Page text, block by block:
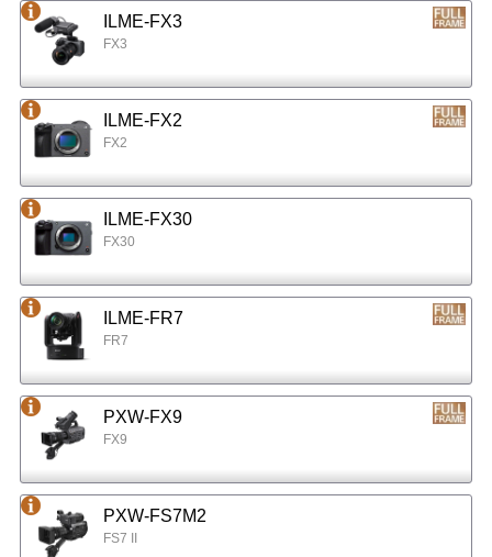
ILME-FX3
FX3
ILME-FX2
FX2
ILME-FX30
FX30
ILME-FR7
FR7
PXW-FX9
FX9
PXW-FS7M2
FS7 II